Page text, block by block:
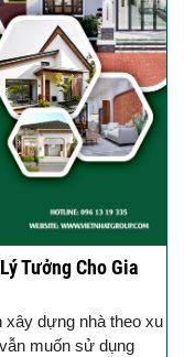
Tưởng Cho Gia
xây dựng nhà theo xu
muốn sử dụng